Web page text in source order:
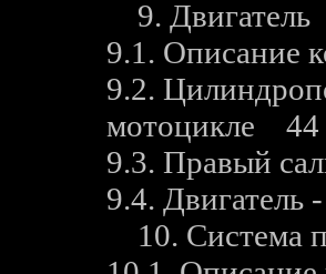
9.
9.1. Описание
9.2.
мотоцикле 44
9.3. Правый
9.4. Двигатель
10. Система